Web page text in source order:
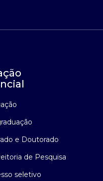
e Doutorado
de Pesquisa
seletivo